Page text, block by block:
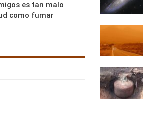
es tan malo
como fumar